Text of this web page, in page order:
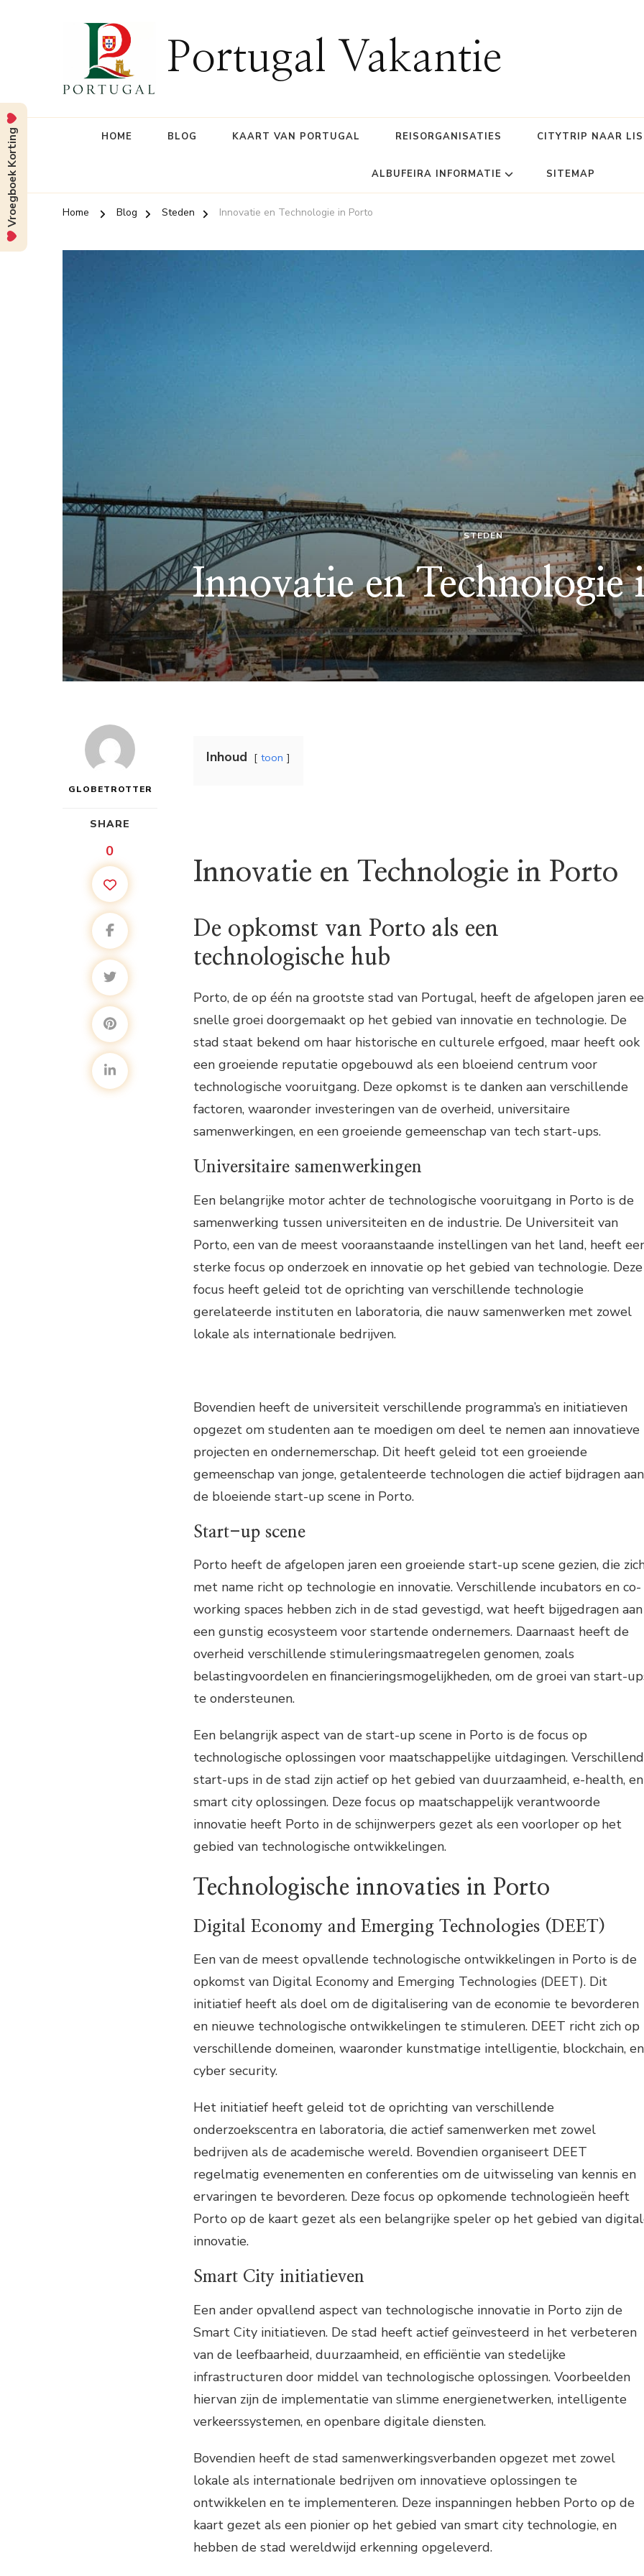
Portugal Vakantie
HOME BLOG KAART VAN PORTUGAL REISORGANISATIES CITYTRIP NAAR
ALBUFEIRA INFORMATIE SITEMAP
Home Blog Steden Innovatie en Technologie in Porto
STEDEN
Innovatie en Technologie
GLOBETROTTER
SHARE
0
Inhoud toon
Innovatie en Technologie in Porto
De opkomst van Porto als een
technologische hub
Porto, de op één na grootste stad van Portugal, heeft de afgelopen jaren
snelle groei doorgemaakt op het gebied van innovatie en technologie. De
stad staat bekend om haar historische en culturele erfgoed, maar heeft ook
een groeiende reputatie opgebouwd als een bloeiend centrum voor
technologische vooruitgang. Deze opkomst is te danken aan verschillende
factoren, waaronder investeringen van de overheid, universitaire
samenwerkingen, en een groeiende gemeenschap van tech start-ups.
Universitaire samenwerkingen
Een belangrijke motor achter de technologische vooruitgang in Porto is de
samenwerking tussen universiteiten en de industrie. De Universiteit van
Porto, een van de meest vooraanstaande instellingen van het land, heeft
sterke focus op onderzoek en innovatie op het gebied van technologie. Deze
focus heeft geleid tot de oprichting van verschillende technologie
gerelateerde instituten en laboratoria, die nauw samenwerken met zowel
lokale als internationale bedrijven.
Bovendien heeft de universiteit verschillende programma’s en initiatieven
opgezet om studenten aan te moedigen om deel te nemen aan innovatieve
projecten en ondernemerschap. Dit heeft geleid tot een groeiende
gemeenschap van jonge, getalenteerde technologen die actief bijdragen aan
de bloeiende start-up scene in Porto.
Start-up scene
Porto heeft de afgelopen jaren een groeiende start-up scene gezien, die
met name richt op technologie en innovatie. Verschillende incubators en co-
working spaces hebben zich in de stad gevestigd, wat heeft bijgedragen aan
een gunstig ecosysteem voor startende ondernemers. Daarnaast heeft de
overheid verschillende stimuleringsmaatregelen genomen, zoals
belastingvoordelen en financieringsmogelijkheden, om de groei van start-
te ondersteunen.
Een belangrijk aspect van de start-up scene in Porto is de focus op
technologische oplossingen voor maatschappelijke uitdagingen.
start-ups in de stad zijn actief op het gebied van duurzaamheid, e-health, en
smart city oplossingen. Deze focus op maatschappelijk verantwoorde
innovatie heeft Porto in de schijnwerpers gezet als een voorloper op het
gebied van technologische ontwikkelingen.
Technologische innovaties in Porto
Digital Economy and Emerging Technologies (DEET)
Een van de meest opvallende technologische ontwikkelingen in Porto is de
opkomst van Digital Economy and Emerging Technologies (DEET). Dit
initiatief heeft als doel om de digitalisering van de economie te bevorderen
en nieuwe technologische ontwikkelingen te stimuleren. DEET richt zich op
verschillende domeinen, waaronder kunstmatige intelligentie, blockchain, en
cyber security.
Het initiatief heeft geleid tot de oprichting van verschillende
onderzoekscentra en laboratoria, die actief samenwerken met zowel
bedrijven als de academische wereld. Bovendien organiseert DEET
regelmatig evenementen en conferenties om de uitwisseling van kennis en
ervaringen te bevorderen. Deze focus op opkomende technologieën heeft
Porto op de kaart gezet als een belangrijke speler op het gebied van
innovatie.
Smart City initiatieven
Een ander opvallend aspect van technologische innovatie in Porto zijn de
Smart City initiatieven. De stad heeft actief geïnvesteerd in het verbeteren
van de leefbaarheid, duurzaamheid, en efficiëntie van stedelijke
infrastructuren door middel van technologische oplossingen. Voorbeelden
hiervan zijn de implementatie van slimme energienetwerken, intelligente
verkeerssystemen, en openbare digitale diensten.
Bovendien heeft de stad samenwerkingsverbanden opgezet met zowel
lokale als internationale bedrijven om innovatieve oplossingen te
ontwikkelen en te implementeren. Deze inspanningen hebben Porto op de
kaart gezet als een pionier op het gebied van smart city technologie, en
hebben de stad wereldwijd erkenning opgeleverd.
Vroegboek Korting